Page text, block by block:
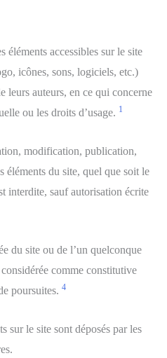
éléments accessibles sur le site
icônes, sons, logiciels, etc.)
leurs auteurs, en ce qui concerne
ou les droits d’usage. 1
modification, publication,
éléments du site, quel que soit le
interdite, sauf autorisation écrite
du site ou de l’un quelconque
comme constitutive
poursuites. 4
sur le site sont déposés par les